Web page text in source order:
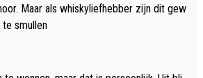
Maar als whiskyliefhebber zijn dit gew
smullen